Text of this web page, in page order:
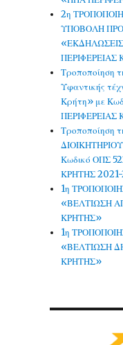
2η
ΥΠΟΒΟΛΗ
ΠΕΡΙΦΕΡΕΙΑΣ
Τροποποίηση
Υφαντικής
Κρήτη» με
ΠΕΡΙΦΕΡΕΙΑΣ
Τροποποίηση
Κωδικό ΟΠΣ
ΚΡΗΤΗΣ
1η
«ΒΕΛΤΙΩΣΗ
ΚΡΗΤΗΣ»
1η
«ΒΕΛΤΙΩΣΗ
ΚΡΗΤΗΣ»